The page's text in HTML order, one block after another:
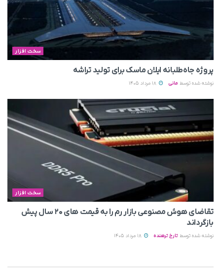
سخت افزار
پروژه جاه‌طلبانه ایلان ماسک برای تولید تراشه
نوشته شده توسط مانی
سخت افزار
تقاضای هوش مصنوعی بازار رم را به قیمت های ۲۰ سال پیش
بازگرداند
نوشته شده توسط تارخ ترهنده